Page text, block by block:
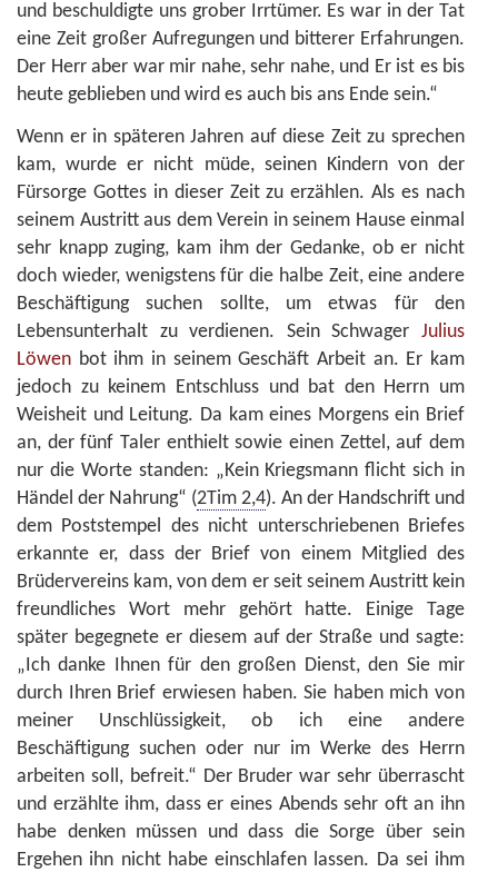
und beschuldigte uns grober Irrtümer. Es war in der Tat
eine Zeit großer Aufregungen und bitterer Erfahrungen.
Der Herr aber war mir nahe, sehr nahe, und Er ist es bis
heute geblieben und wird es auch bis ans Ende sein.“
Wenn er in späteren Jahren auf diese Zeit zu sprechen
kam, wurde er nicht müde, seinen Kindern von der
Fürsorge Gottes in dieser Zeit zu erzählen. Als es nach
seinem Austritt aus dem Verein in seinem Hause einmal
sehr knapp zuging, kam ihm der Gedanke, ob er nicht
doch wieder, wenigstens für die halbe Zeit, eine andere
Beschäftigung suchen sollte, um etwas für den
Lebensunterhalt zu verdienen. Sein Schwager Julius
Löwen bot ihm in seinem Geschäft Arbeit an. Er kam
jedoch zu keinem Entschluss und bat den Herrn um
Weisheit und Leitung. Da kam eines Morgens ein Brief
an, der fünf Taler enthielt sowie einen Zettel, auf dem
nur die Worte standen: „Kein Kriegsmann flicht sich in
Händel der Nahrung“ (2Tim 2,4). An der Handschrift und
dem Poststempel des nicht unterschriebenen Briefes
erkannte er, dass der Brief von einem Mitglied des
Brüdervereins kam, von dem er seit seinem Austritt kein
freundliches Wort mehr gehört hatte. Einige Tage
später begegnete er diesem auf der Straße und sagte:
„Ich danke Ihnen für den großen Dienst, den Sie mir
durch Ihren Brief erwiesen haben. Sie haben mich von
meiner Unschlüssigkeit, ob ich eine andere
Beschäftigung suchen oder nur im Werke des Herrn
arbeiten soll, befreit.“ Der Bruder war sehr überrascht
und erzählte ihm, dass er eines Abends sehr oft an ihn
habe denken müssen und dass die Sorge über sein
Ergehen ihn nicht habe einschlafen lassen. Da sei ihm